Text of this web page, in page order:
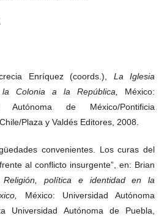
Enríquez (coords.), La Iglesia
la Colonia a la República, México:
Autónoma de México/Pontificia
Plaza y Valdés Editores, 2008.
convenientes. Los curas del
al conflicto insurgente”, en: Brian
Religión, política e identidad en la
México: Universidad Autónoma
Universidad Autónoma de Puebla,